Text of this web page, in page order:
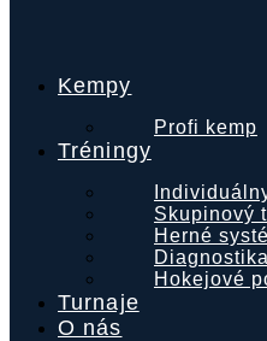
Kempy
Profi kemp
Tréningy
Skupinový
Herné
Diagnostika
Hokejové
Turnaje
O nás